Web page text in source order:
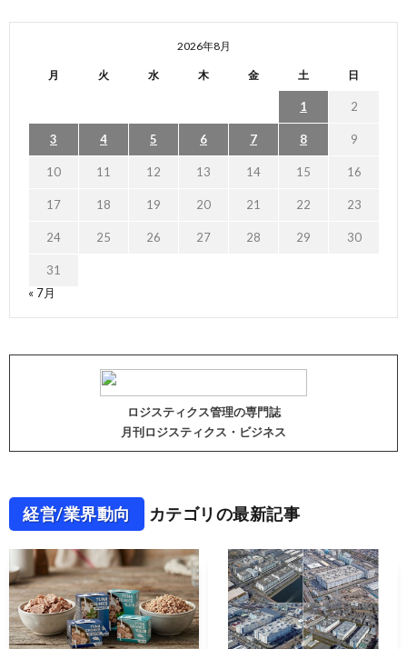
2026年8月
月 火 水 木 金 土 日
1 2
3 4 5 6 7 8 9
10 11 12 13 14 15 16
17 18 19 20 21 22 23
24 25 26 27 28 29 30
31
« 7月
ロジスティクス管理の専門誌
月刊ロジスティクス・ビジネス
経営/業界動向 カテゴリの最新記事